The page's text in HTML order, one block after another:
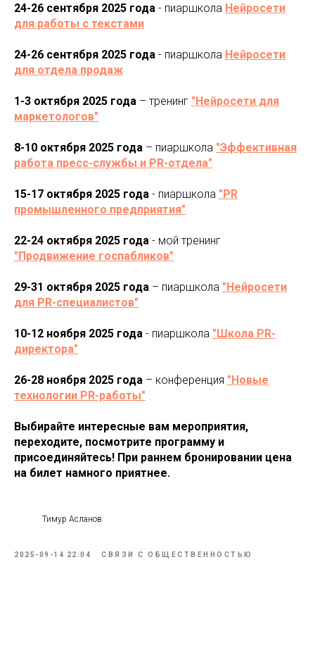
24-26 сентября 2025 года - пиаршкола Нейросети
для работы с текстами
24-26 сентября 2025 года - пиаршкола Нейросети
для отдела продаж
1-3 октября 2025 года – тренинг "Нейросети для
маркетологов"
8-10 октября 2025 года – пиаршкола "Эффективная
работа пресс-службы и PR-отдела"
15-17 октября 2025 года - пиаршкола "PR
промышленного предприятия"
22-24 октября 2025 года - мой тренинг
"Продвижение госпабликов"
29-31 октября 2025 года – пиаршкола "Нейросети
для PR-специалистов"
10-12 ноября 2025 года - пиаршкола "Школа PR-
директора"
26-28 ноября 2025 года – конференция "Новые
технологии PR-работы"
Выбирайте интересные вам мероприятия,
переходите, посмотрите программу и
присоединяйтесь! При раннем бронировании цена
на билет намного приятнее.
Тимур Асланов
2025-09-14 22:04 CВЯЗИ С ОБЩЕСТВЕННОСТЬЮ